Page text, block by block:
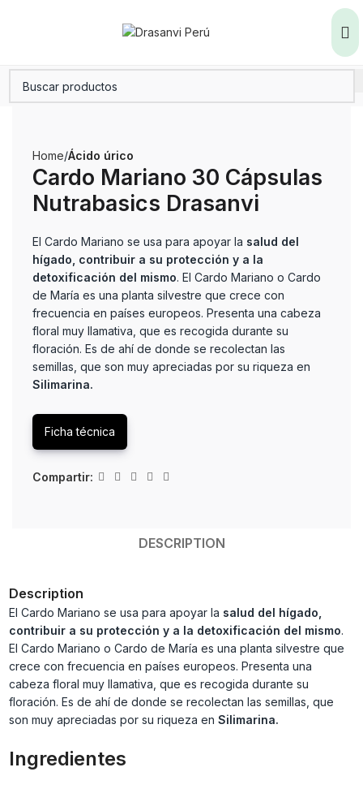
Home Ácido úrico
Cardo Mariano 30 Cápsulas
Nutrabasics Drasanvi
El Cardo Mariano se usa para apoyar la salud del
hígado, contribuir a su protección y a la
detoxificación del mismo. El Cardo Mariano o Cardo
de María es una planta silvestre que crece con
frecuencia en países europeos. Presenta una cabeza
floral muy llamativa, que es recogida durante su
floración. Es de ahí de donde se recolectan las
semillas, que son muy apreciadas por su riqueza en
Silimarina.
Ficha técnica
Compartir:
DESCRIPTION
Description
El Cardo Mariano se usa para apoyar la salud del hígado,
contribuir a su protección y a la detoxificación del mismo.
El Cardo Mariano o Cardo de María es una planta silvestre que
crece con frecuencia en países europeos. Presenta una
cabeza floral muy llamativa, que es recogida durante su
floración. Es de ahí de donde se recolectan las semillas, que
son muy apreciadas por su riqueza en Silimarina.
Ingredientes